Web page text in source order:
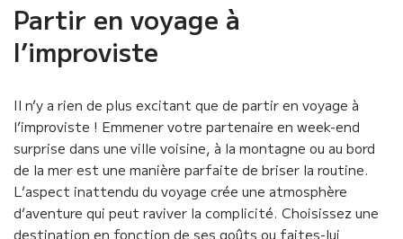
Partir en voyage à
l’improviste
Il n’y a rien de plus excitant que de partir en voyage à
l’improviste ! Emmener votre partenaire en week-end
surprise dans une ville voisine, à la montagne ou au bord
de la mer est une manière parfaite de briser la routine.
L’aspect inattendu du voyage crée une atmosphère
d’aventure qui peut raviver la complicité. Choisissez une
destination en fonction de ses goûts ou faites-lui